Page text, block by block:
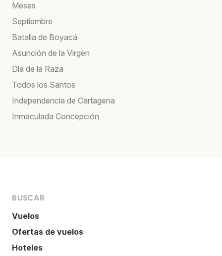
Meses
Septiembre
Batalla de Boyacá
Asunción de la Virgen
Día de la Raza
Todos los Santos
Independencia de Cartagena
Inmaculada Concepción
BUSCAR
Vuelos
Ofertas de vuelos
Hoteles